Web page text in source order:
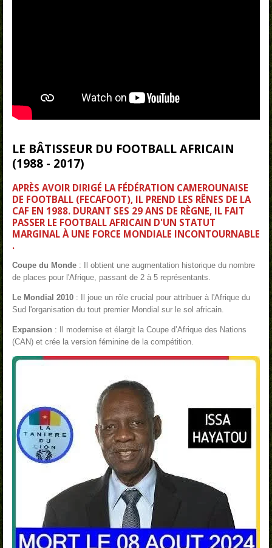
LE BÂTISSEUR DU FOOTBALL AFRICAIN
(1988 - 2017)
APRÈS AVOIR DIRIGÉ LA FÉDÉRATION CAMEROUNAISE
DE FOOTBALL (FECAFOOT), IL PREND LES RÊNES DE LA
CAF EN 1988. DURANT SES 29 ANS DE RÈGNE, IL FAIT
PASSER LE FOOTBALL AFRICAIN D'UN STATUT
MARGINAL À UNE FORCE MONDIALE INCONTOURNABLE
.
Coupe du Monde : Il obtient une augmentation historique du nombre
de places pour l'Afrique, passant de 2 à 5 représentants.
Le Mondial 2010 : Il joue un rôle crucial pour attribuer à l'Afrique du
Sud l'organisation du tout premier Mondial sur le sol africain.
Expansion : Il modernise et élargit la Coupe d’Afrique des Nations
(CAN) et crée la version féminine de la compétition.